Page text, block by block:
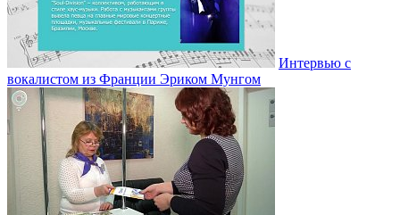
Интервью с
вокалистом из Франции Эриком Мунгом